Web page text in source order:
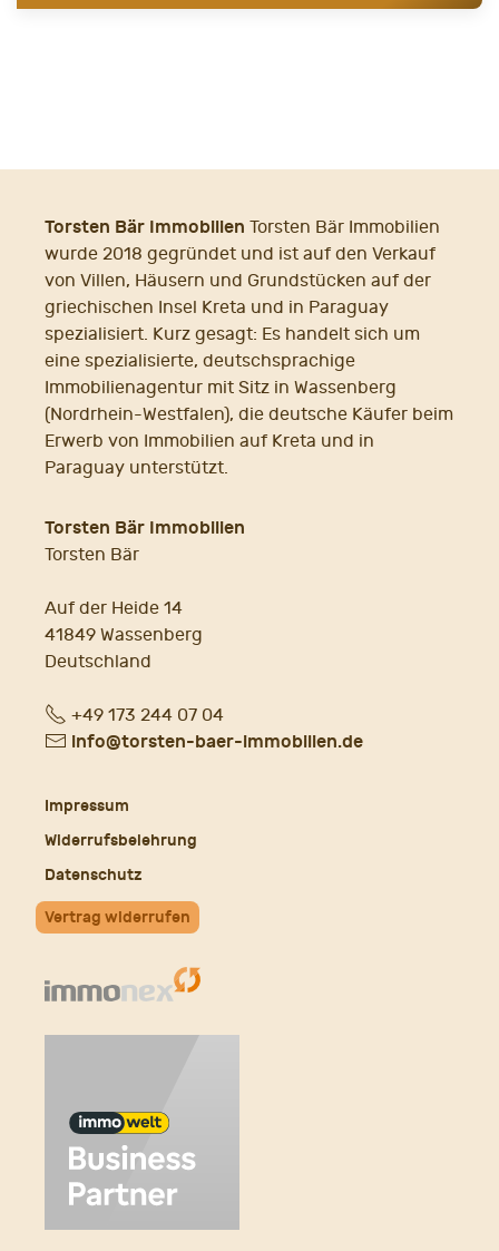
Torsten Bär Immobilien Torsten Bär Immobilien
wurde 2018 gegründet und ist auf den Verkauf
von Villen, Häusern und Grundstücken auf der
griechischen Insel Kreta und in Paraguay
spezialisiert. Kurz gesagt: Es handelt sich um
eine spezialisierte, deutschsprachige
Immobilienagentur mit Sitz in Wassenberg
(Nordrhein-Westfalen), die deutsche Käufer beim
Erwerb von Immobilien auf Kreta und in
Paraguay unterstützt.
Torsten Bär Immobilien
Torsten Bär
Auf der Heide 14
41849 Wassenberg
Deutschland
Fon+49 173 244 07 04
E- info@torsten-baer-immobilien.de
Impressum
Widerrufsbelehrung
Datenschutz
Vertrag widerrufen